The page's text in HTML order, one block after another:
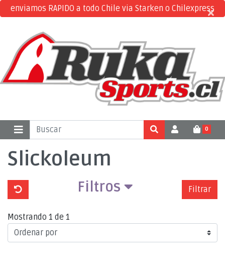
enviamos RAPIDO a todo Chile via Starken o Chilexpress
×
×
0
Slickoleum
Filtros Filtrar
Mostrando 1 de 1